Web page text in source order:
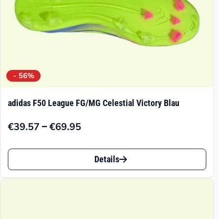
gewählt
werden
- 56%
adidas F50 League FG/MG Celestial Victory Blau
€39.57 –€69.95
Preisspanne:
€69.95
Dieses
Produkt
Details